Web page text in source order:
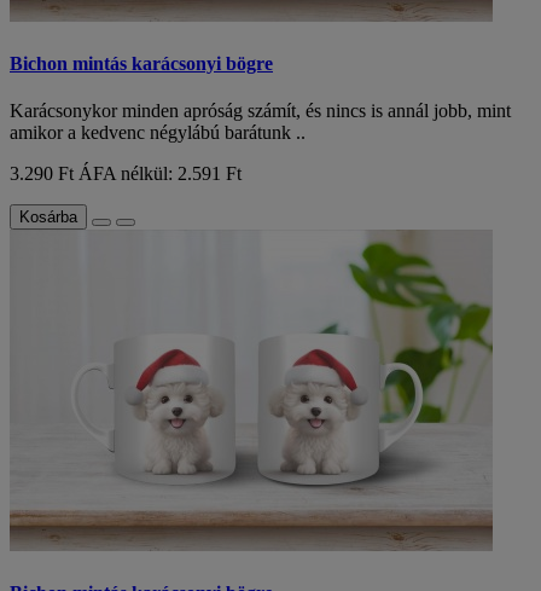
Bichon mintás karácsonyi bögre
Karácsonykor minden apróság számít, és nincs is annál jobb, mint
amikor a kedvenc négylábú barátunk ..
3.290 Ft ÁFA nélkül: 2.591 Ft
Kosárba